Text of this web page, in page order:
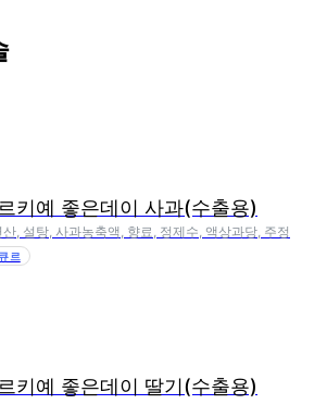
키예 좋은데이 사과(수출용)
산, 설탕, 사과농축액, 향료, 정제수, 액상과당, 주정
르
키예 좋은데이 딸기(수출용)